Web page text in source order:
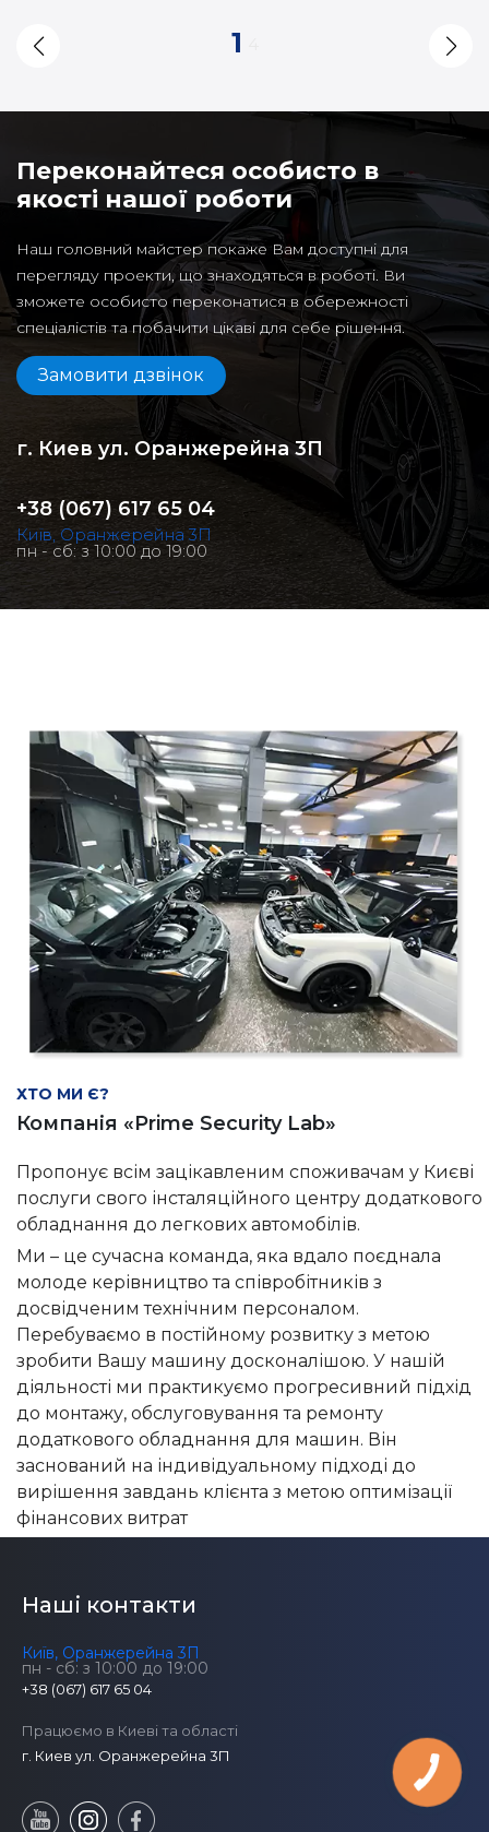
1
Переконайтеся особисто в
якості нашої роботи
Наш головний майстер покаже Вам доступні для
перегляду проекти, що знаходяться в роботі. Ви
зможете особисто переконатися в обережності
спеціалістів та побачити цікаві для себе рішення.
Замовити дзвінок
г. Киев ул. Оранжерейна 3П
+38 (067) 617 65 04
Київ, Оранжерейна 3П
пн - сб: з 10:00 до 19:00
ХТО МИ Є?
Компанія «Prime Security Lab»
Пропонує всім зацікавленим споживачам у Києві
послуги свого інсталяційного центру додаткового
обладнання до легкових автомобілів.
Ми – це сучасна команда, яка вдало поєднала
молоде керівництво та співробітників з
досвідченим технічним персоналом.
Перебуваємо в постійному розвитку з метою
зробити Вашу машину досконалішою. У нашій
діяльності ми практикуємо прогресивний підхід
до монтажу, обслуговування та ремонту
додаткового обладнання для машин. Він
заснований на індивідуальному підході до
вирішення завдань клієнта з метою оптимізації
фінансових витрат
Наші контакти
Київ, Оранжерейна 3П
пн - сб: з 10:00 до 19:00
+38 (067) 617 65 04
Працюємо в Киеві та області
г. Киев ул. Оранжерейна 3П